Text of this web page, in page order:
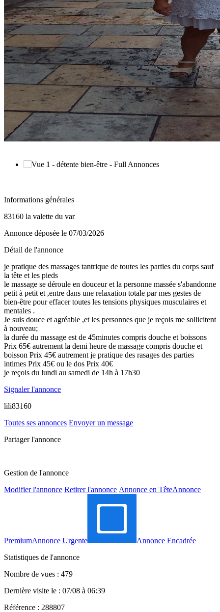
Informations générales
83160 la valette du var
Annonce déposée le 07/03/2026
Détail de l'annonce
je pratique des massages tantrique de toutes les parties du corps sauf
la tête et les pieds
le massage se déroule en douceur et la personne massée s'abandonne
petit à petit et ,entre dans une relaxation totale par mes gestes de
bien-être pour effacer toutes les tensions physiques musculaires et
mentales .
Je suis douce et agréable ,et les personnes que je reçois me sollicitent
à nouveau;
la durée du massage est de 45minutes compris douche et boissons
Prix 65€ autrement la demi heure de massage compris douche et
boisson Prix 45€ autrement je pratique des rasages des parties
intimes Prix 45€ ou le dos Prix 40€
je reçois du lundi au samedi de 14h à 17h30
Signaler l'annonce
lili83160
Toutes ses annonces Envoyer un message
Partager l'annonce
Gestion de l'annonce
Modifier l'annonce Retirer l'annonce Annonce en TêteAnnonce
PremiumAnnonce Urgente
Annonce Encadrée
Statistiques de l'annonce
Nombre de vues : 479
Dernière visite le : 07/08 à 06:39
Référence : 288807